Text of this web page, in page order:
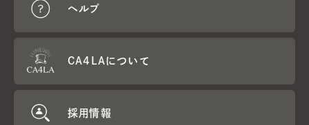
ヘルプ
CA4LAについて
採用情報